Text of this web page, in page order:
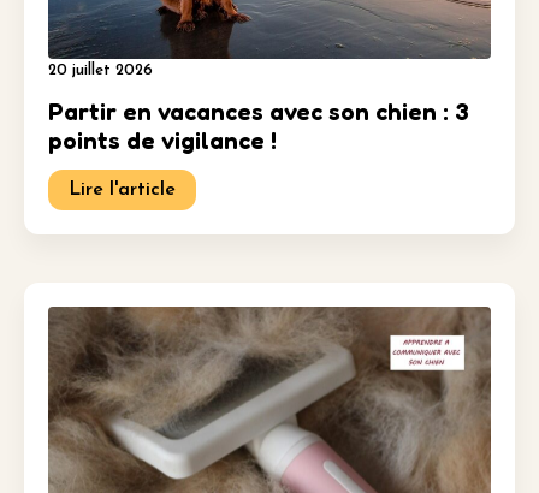
Partir en vacances avec son chien : 3
points de vigilance !
20 juillet 2026
Lire l'article